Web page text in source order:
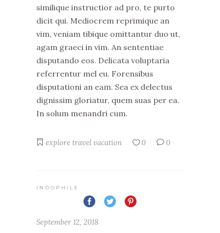
similique instructior ad pro, te purto
dicit qui. Mediocrem reprimique an
vim, veniam tibique omittantur duo ut,
agam graeci in vim. An sententiae
disputando eos. Delicata voluptaria
referrentur mel eu. Forensibus
disputationi an eam. Sea ex delectus
dignissim gloriatur, quem suas per ea.
In solum menandri cum.
explore travel vacation 0 0
INDOPHILE
September 12, 2018